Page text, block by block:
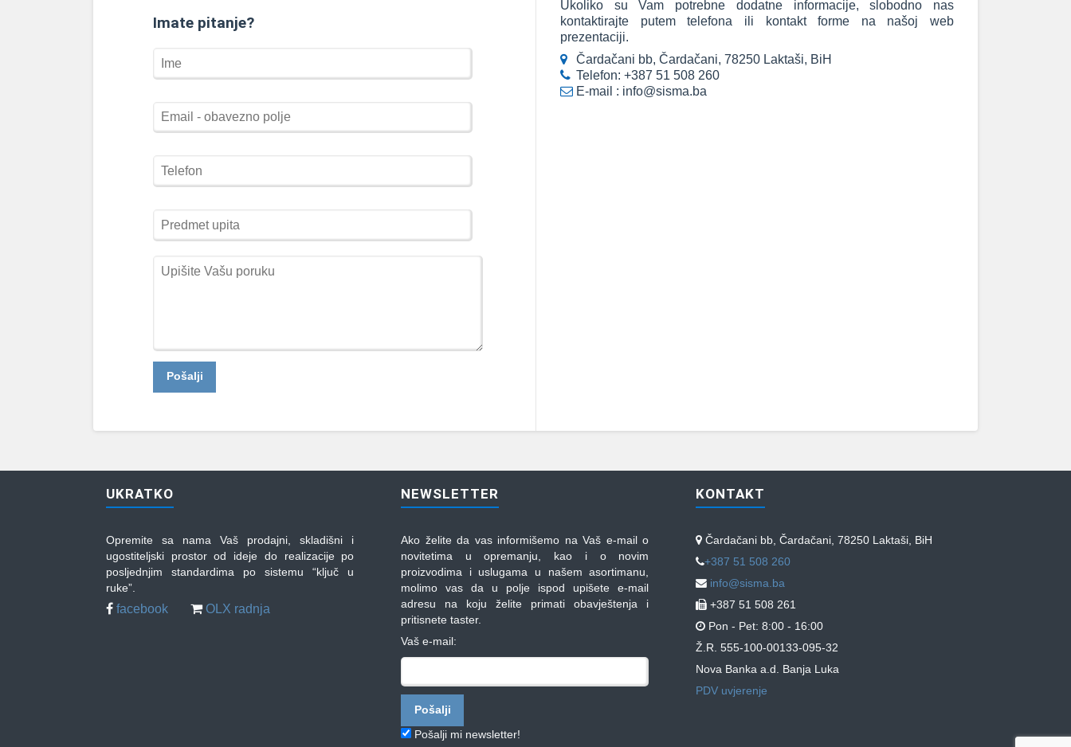
Imate pitanje?
Ukoliko su Vam potrebne dodatne informacije, slobodno nas
kontaktirajte putem telefona ili kontakt forme na našoj web
prezentaciji.
Čardačani bb, Čardačani, 78250 Laktaši, BiH
Telefon: +387 51 508 260
E-mail : info@sisma.ba
UKRATKO
Opremite sa nama Vaš prodajni, skladišni i
ugostiteljski prostor od ideje do realizacije po
posljednjim standardima po sistemu “ključ u
ruke”.
facebook OLX radnja
NEWSLETTER
Ako želite da vas informišemo na Vaš e-mail o
novitetima u opremanju, kao i o novim
proizvodima i uslugama u našem asortimanu,
molimo vas da u polje ispod upišete e-mail
adresu na koju želite primati obavještenja i
pritisnete taster.
Vaš e-mail:
Pošalji mi newsletter!
KONTAKT
Čardačani bb, Čardačani, 78250 Laktaši, BiH
+387 51 508 260
info@sisma.ba
+387 51 508 261
Pon - Pet: 8:00 - 16:00
Ž.R. 555-100-00133-095-32
Nova Banka a.d. Banja Luka
PDV uvjerenje